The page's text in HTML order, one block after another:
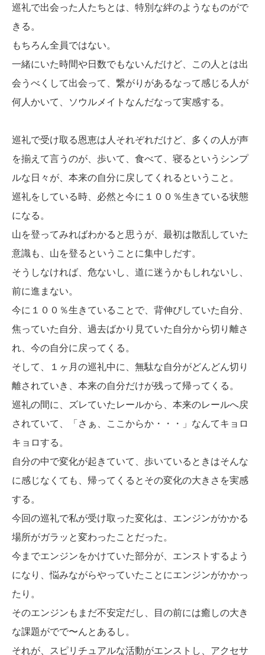
巡礼で出会った人たちとは、特別な絆のようなものがで
きる。
もちろん全員ではない。
一緒にいた時間や日数でもないんだけど、この人とは出
会うべくして出会って、繋がりがあるなって感じる人が
何人かいて、ソウルメイトなんだなって実感する。
巡礼で受け取る恩恵は人それぞれだけど、多くの人が声
を揃えて言うのが、歩いて、食べて、寝るというシンプ
ルな日々が、本来の自分に戻してくれるということ。
巡礼をしている時、必然と今に１００％生きている状態
になる。
山を登ってみればわかると思うが、最初は散乱していた
意識も、山を登るということに集中しだす。
そうしなければ、危ないし、道に迷うかもしれないし、
前に進まない。
今に１００％生きていることで、背伸びしていた自分、
焦っていた自分、過去ばかり見ていた自分から切り離さ
れ、今の自分に戻ってくる。
そして、１ヶ月の巡礼中に、無駄な自分がどんどん切り
離されていき、本来の自分だけが残って帰ってくる。
巡礼の間に、ズレていたレールから、本来のレールへ戻
されていて、「さぁ、ここからか・・・」なんてキョロ
キョロする。
自分の中で変化が起きていて、歩いているときはそんな
に感じなくても、帰ってくるとその変化の大きさを実感
する。
今回の巡礼で私が受け取った変化は、エンジンがかかる
場所がガラッと変わったことだった。
今までエンジンをかけていた部分が、エンストするよう
になり、悩みながらやっていたことにエンジンがかかっ
たり。
そのエンジンもまだ不安定だし、目の前には癒しの大き
な課題がでで〜んとあるし。
それが、スピリチュアルな活動がエンストし、アクセサ